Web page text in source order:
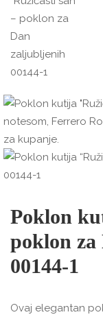
Poklon
poklon
00144-1
Ovaj elegantan